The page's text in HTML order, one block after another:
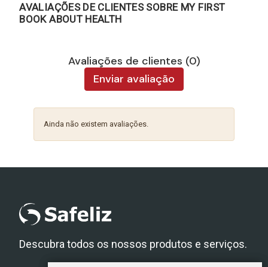
AVALIAÇÕES DE CLIENTES SOBRE MY FIRST
BOOK ABOUT HEALTH
Avaliações de clientes (0)
Enviar avaliação
Ainda não existem avaliações.
Descubra todos os nossos produtos e serviços.